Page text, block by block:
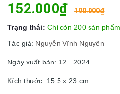
152.000₫ 190.000₫
Trạng thái: Chỉ còn 200 sản phẩm
Tác giả: Nguyễn Vĩnh Nguyên
Ngày xuất bản: 12 - 2024
Kích thước: 15.5 x 23 cm